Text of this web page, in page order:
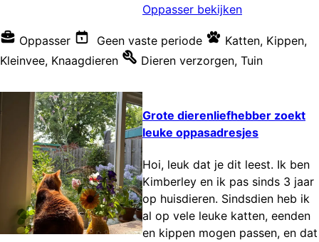
Oppasser bekijken
Oppasser Geen vaste periode Katten, Kippen,
Kleinvee, Knaagdieren Dieren verzorgen, Tuin
Grote dierenliefhebber zoekt
leuke oppasadresjes
Hoi, leuk dat je dit leest. Ik ben
Kimberley en ik pas sinds 3 jaar
op huisdieren. Sindsdien heb ik
al op vele leuke katten, eenden
en kippen mogen passen, en dat